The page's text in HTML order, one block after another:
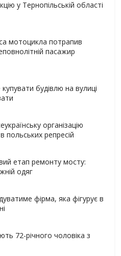
у Тернопільській області
мотоцикла потрапив
пасажир
будівлю на вулиці
організацію
польських репресій
етап ремонту мосту:
одяг
фірма, яка фігурує в
72-річного чоловіка з